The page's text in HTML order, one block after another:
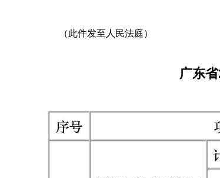
（此件发至人民法庭）
广东